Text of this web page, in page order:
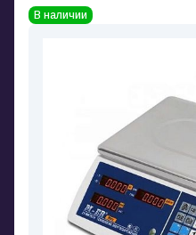
В наличии